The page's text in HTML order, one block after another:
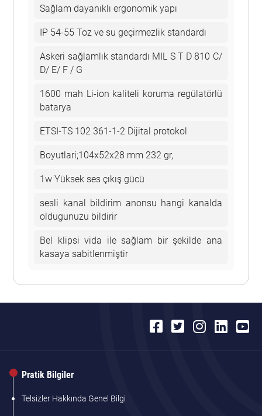
Sağlam dayanıklı ergonomik yapı
IP 54-55 Toz ve su geçirmezlik standardı
Askeri sağlamlık standardı MIL S T D 810 C/
D/ E/ F / G
1600 mah Li-ion kaliteli koruma regülatörlü
batarya
ETSI-TS 102 361-1-2 Dijital protokol
Boyutlari;104x52x28 mm 232 gr,
1w Yüksek ses çıkış gücü
sesli kanal bildirim anonsu hangi kanalda
oldugunuzu bildirir
Bel klipsi vida ile sağlam bir şekilde ana
kasaya sabitlenmiştir
Pratik Bilgiler
Telsizler Hakkında Genel Bilgi